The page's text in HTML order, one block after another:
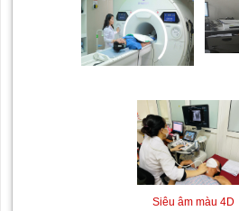
Máy chụp cộng hưởng từ
MRI
Siêu âm Doppler xuyên
sọ
Kỹ
não
Siêu âm màu 4D